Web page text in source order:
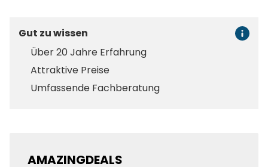
Gut zu wissen
Über 20 Jahre Erfahrung
Attraktive Preise
Umfassende Fachberatung
AMAZINGDEALS